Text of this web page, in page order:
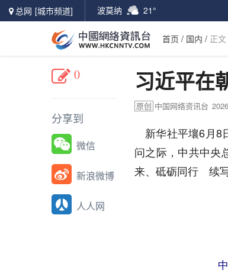
总网 [城市频道] 波莫纳 21°
首页 / 国内 / 正文
0
分享到
微信
新浪微博
人人网
习近平在
原创 中国网络资讯台
新华社平壤6月8
问之际，中共中央
来、砥砺同行 续